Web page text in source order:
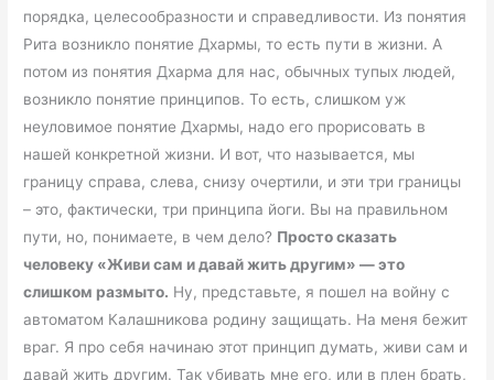
порядка, целесообразности и справедливости. Из понятия
Рита возникло понятие Дхармы, то есть пути в жизни. А
потом из понятия Дхарма для нас, обычных тупых людей,
возникло понятие принципов. То есть, слишком уж
неуловимое понятие Дхармы, надо его прорисовать в
нашей конкретной жизни. И вот, что называется, мы
границу справа, слева, снизу очертили, и эти три границы
– это, фактически, три принципа йоги. Вы на правильном
пути, но, понимаете, в чем дело? Просто сказать
человеку «Живи сам и давай жить другим» — это
слишком размыто. Ну, представьте, я пошел на войну с
автоматом Калашникова родину защищать. На меня бежит
враг. Я про себя начинаю этот принцип думать, живи сам и
давай жить другим. Так убивать мне его, или в плен брать,